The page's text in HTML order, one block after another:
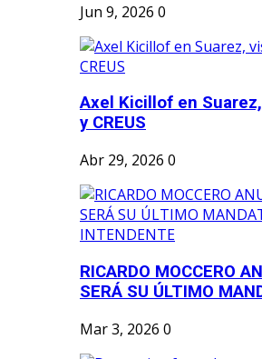
Jun 9, 2026 0
Axel Kicillof en
y CREUS
Abr 29, 2026 0
RICARDO MOCCERO
SERÁ SU ÚLTIMO
Mar 3, 2026 0